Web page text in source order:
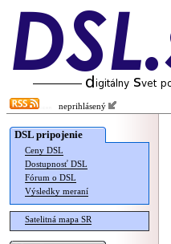
neprihlásený
DSL pripojenie
Ceny DSL
Dostupnosť DSL
Fórum o DSL
Výsledky meraní
Satelitná mapa SR